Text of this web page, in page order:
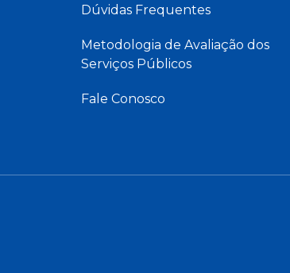
Dúvidas Frequentes
Metodologia de Avaliação dos
Serviços Públicos
Fale Conosco